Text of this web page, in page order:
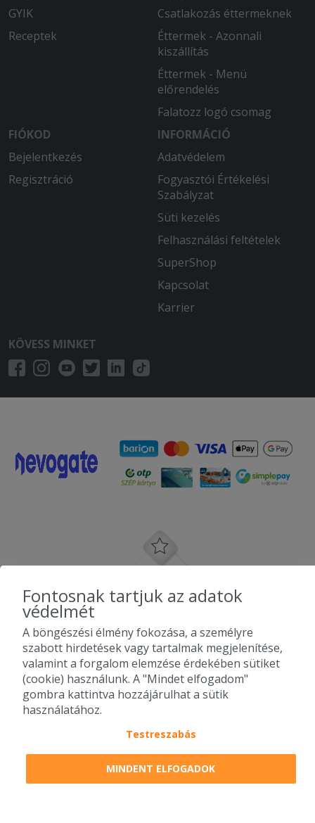
GYIK
Receptek
Csatlakozás éttermeknek
Éttermek - Azonnali
kiszállítás
Éttermek - Menü
előrendelés
Falatozz logó csomag
FIÓKOD
Bejelentkezés
Regisztráció
INFORMÁCIÓ
Adatvédelem
Fogyasztói Értékelési
Szabályzat
Süti kezelés
Felhasználási feltételek
SuperShop
Kapcsolat
Karrier
KÖVESS MINKET
2010-2026 Copyright - Falatozz.hu - Diston-line Kft.
Fontosnak tartjuk az adatok
védelmét
A böngészési élmény fokozása, a személyre
szabott hirdetések vagy tartalmak megjelenítése,
valamint a forgalom elemzése érdekében sütiket
(cookie) használunk. A "Mindet elfogadom"
gombra kattintva hozzájárulhat a sütik
használatához.
Testreszabás
MINDENT ELFOGADOK